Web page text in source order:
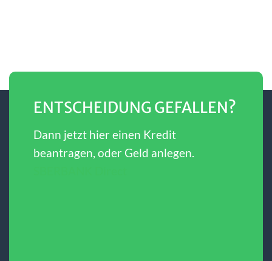
ENTSCHEIDUNG GEFALLEN?
Dann jetzt hier einen Kredit
beantragen, oder Geld anlegen.